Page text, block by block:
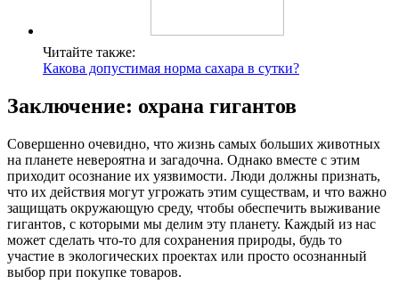
Читайте также:
Какова допустимая норма сахара в сутки?
Заключение: охрана гигантов
Совершенно очевидно, что жизнь самых больших животных
на планете невероятна и загадочна. Однако вместе с этим
приходит осознание их уязвимости. Люди должны признать,
что их действия могут угрожать этим существам, и что важно
защищать окружающую среду, чтобы обеспечить выживание
гигантов, с которыми мы делим эту планету. Каждый из нас
может сделать что-то для сохранения природы, будь то
участие в экологических проектах или просто осознанный
выбор при покупке товаров.